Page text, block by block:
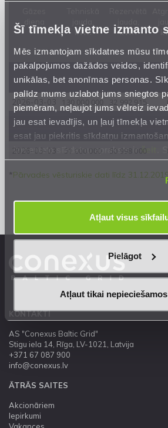
Šī tīmekļa vietne izmanto
Mēs izmantojam sīkdatnes mūsu
pakalpojumos dažādos veidos,
unikālas, bet anonīmas personas.
palīdz mums uzlabot jums sniegtos
piemēram, neļaujot jums vēlreiz
jau esat ievadījis, un ļauj tīmekļa
esat jau piekritis sīkdatņu
izmantoto sīkdatņu apraksts ir šeit
.
mūsuPrivātuma atrunā.
Atļaut visus
Pielāgot
Atļaut tikai
kWh
kWh
130 000 000 32 992 915 0
2026-03-03 51 000 000 50 998 000
*Pārvades vēsturiskie dati līdz
KONTAKTI
AS "Conexus Baltic Grid"
Stigu iela 14, Rīga, LV-1021, Latvija
+371 67 087 900
info@conexus.lv
ĀTRĀS SAITES
Akcionāriem
Iepirkumi